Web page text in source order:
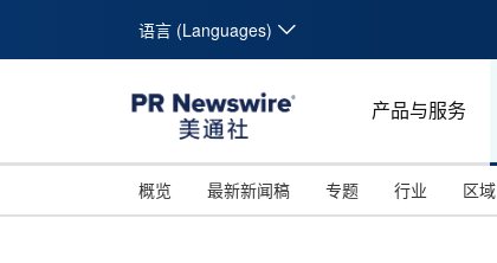
语言 (Languages)
产品与服务
概览 最新新闻稿 专题 行业 区域